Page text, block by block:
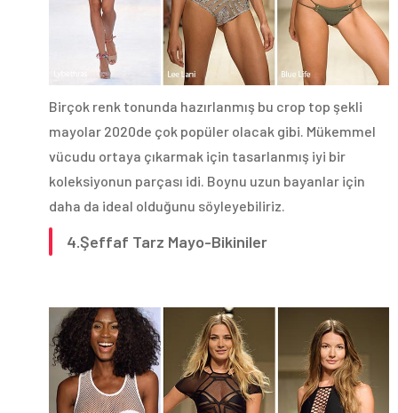
Birçok renk tonunda hazırlanmış bu crop top şekli
mayolar 2020de çok popüler olacak gibi. Mükemmel
vücudu ortaya çıkarmak için tasarlanmış iyi bir
koleksiyonun parçası idi. Boynu uzun bayanlar için
daha da ideal olduğunu söyleyebiliriz.
4.Şeffaf Tarz Mayo-Bikiniler